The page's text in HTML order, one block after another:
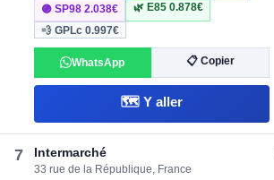
🟣 SP982.038€ 🌿 E85 0.878€
💨 GPLc0.997€
WhatsApp 📋 Copier
🗺️ Y aller
7 Intermarché
33 rue de la République, France